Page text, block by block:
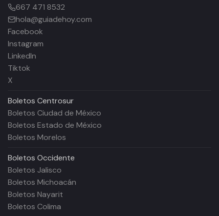
667 471 8532
hola@guiadehoy.com
Facebook
Instagram
LinkedIn
Tiktok
X
Boletos Centrosur
Boletos Ciudad de México
Boletos Estado de México
Boletos Morelos
Boletos Occidente
Boletos Jalisco
Boletos Michoacán
Boletos Nayarit
Boletos Colima